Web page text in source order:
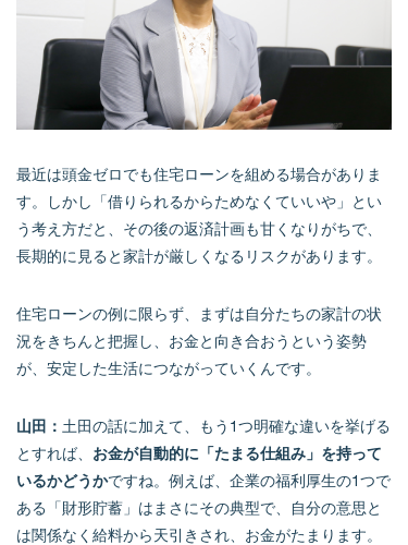
最近は頭金ゼロでも住宅ローンを組める場合がありま
す。しかし「借りられるからためなくていいや」とい
う考え方だと、その後の返済計画も甘くなりがちで、
長期的に見ると家計が厳しくなるリスクがあります。
住宅ローンの例に限らず、まずは自分たちの家計の状
況をきちんと把握し、お金と向き合おうという姿勢
が、安定した生活につながっていくんです。
山田： 土田の話に加えて、もう1つ明確な違いを挙げる
とすれば、 お金が自動的に「たまる仕組み」を持って
いるかどうかですね。例えば、企業の福利厚生の1つで
ある「財形貯蓄」はまさにその典型で、自分の意思と
は関係なく給料から天引きされ、お金がたまります。